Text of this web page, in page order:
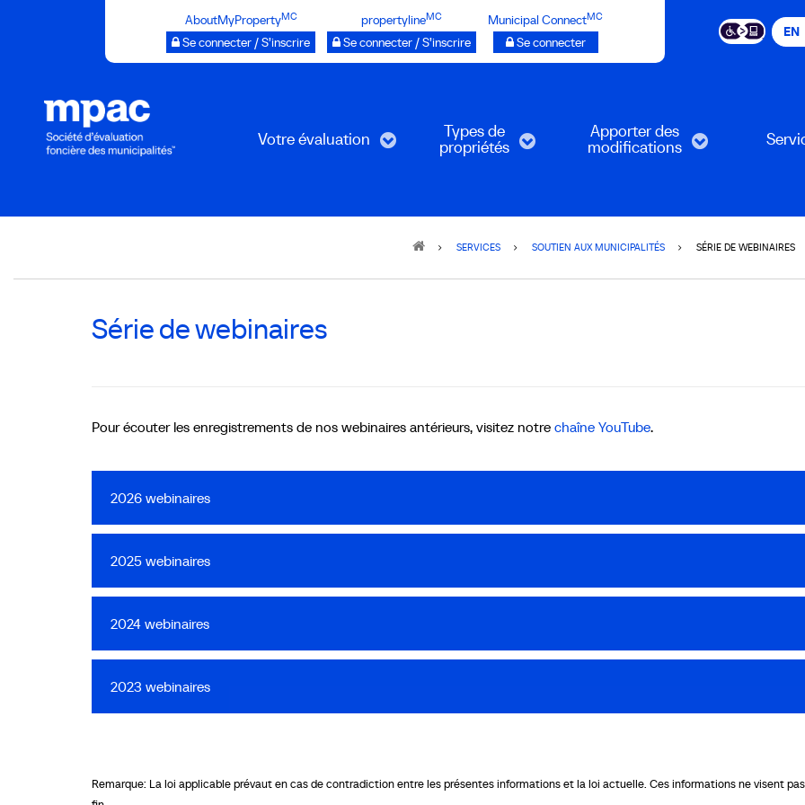
AboutMyPropertyMC
Se connecter / S’inscrire
propertylineMC
Se connecter / S’inscrire
Municipal ConnectMC
Se connecter
EN
Votre évaluation Types de
propriétés
Apporter des
modifications
SERVICES SOUTIEN AUX MUNICIPALITÉS SÉRIE DE WEBINAIRES
Série de webinaires
Pour écouter les enregistrements de nos webinaires antérieurs, visitez notre chaîne YouTube.
2026 webinaires
2025 webinaires
2024 webinaires
2023 webinaires
Remarque: La loi applicable prévaut en cas de contradiction entre les présentes informations et la loi actuelle. Ces informations ne visent